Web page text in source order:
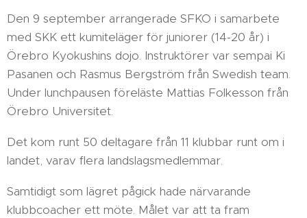
Den 9 september arrangerade SFKO i samarbete
med SKK ett kumiteläger för juniorer (14-20 år) i
Örebro Kyokushins dojo. Instruktörer var sempai Ki
Pasanen och Rasmus Bergström från Swedish team.
Under lunchpausen föreläste Mattias Folkesson från
Örebro Universitet.
Det kom runt 50 deltagare från 11 klubbar runt om i
landet, varav flera landslagsmedlemmar.
Samtidigt som lägret pågick hade närvarande
klubbcoacher ett möte. Målet var att ta fram